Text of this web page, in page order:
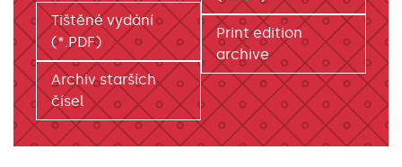
Tištěné vydání
(*.PDF)
Archiv starších
čísel
Print edition
archive